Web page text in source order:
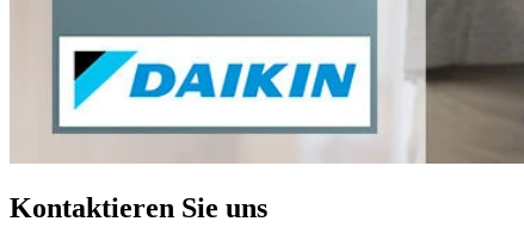
Kontaktieren Sie uns